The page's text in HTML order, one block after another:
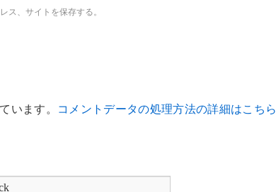
ス、サイトを保存する。
います。
コメントデータの処理方法の詳細はこちら